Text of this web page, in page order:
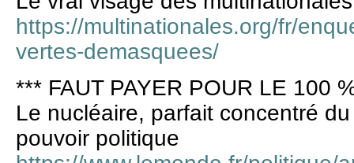
https://multinationales.org/fr/
vertes-demasquees/
*** FAUT PAYER POUR LE 100
Le nucléaire, parfait concentré
pouvoir politique